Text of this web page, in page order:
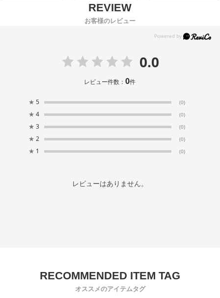
お客様のレビュー
0.0
レビュー件数：0件
★ 5 (0)
★ 4 (0)
★ 3 (0)
★ 2 (0)
★ 1 (0)
レビューはありません。
オススメのアイテムタグ